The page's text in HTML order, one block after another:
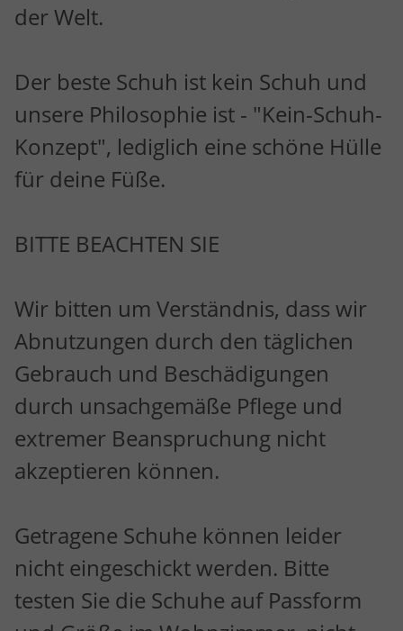
der Welt.
Der beste Schuh ist kein Schuh und
unsere Philosophie ist - "Kein-Schuh-
Konzept", lediglich eine schöne Hülle
für deine Füße.
BITTE BEACHTEN SIE
Wir bitten um Verständnis, dass wir
Abnutzungen durch den täglichen
Gebrauch und Beschädigungen
durch unsachgemäße Pflege und
extremer Beanspruchung nicht
akzeptieren können.
Getragene Schuhe können leider
nicht eingeschickt werden. Bitte
testen Sie die Schuhe auf Passform